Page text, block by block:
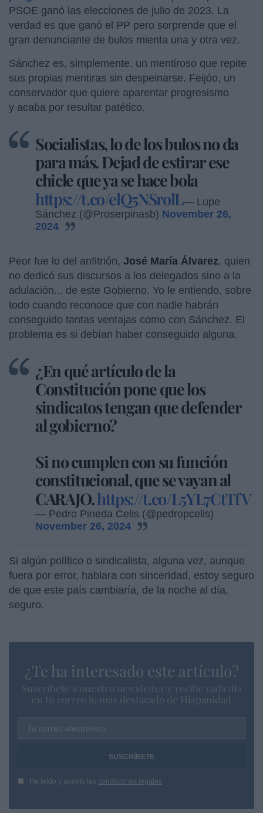
PSOE ganó las elecciones de julio de 2023. La
verdad es que ganó el PP pero sorprende que el
gran denunciante de bulos mienta una y otra vez.
Sánchez es, simplemente, un mentiroso que repite
sus propias mentiras sin despeinarse. Feijóo, un
conservador que quiere aparentar progresismo
y acaba por resultar patético.
Socialistas, lo de los bulos no da
para más. Dejad de estirar ese
chicle que ya se hace bola
https://t.co/elQ5NSrolL— Lupe
Sánchez (@Proserpinasb) November 26,
2024
Peor fue lo del anfitrión, José María Álvarez, quien
no dedicó sus discursos a los delegados sino a la
adulación... de este Gobierno. Yo le entiendo, sobre
todo cuando reconoce que con nadie habrán
conseguido tantas ventajas como con Sánchez. El
problema es si debían haber conseguido alguna.
¿En qué artículo de la
Constitución pone que los
sindicatos tengan que defender
al gobierno?
Si no cumplen con su función
constitucional, que se vayan al
CARAJO.https://t.co/L5YL7CtTfV
— Pedro Pineda Celis (@pedropcelis)
November 26, 2024
Si algún político o sindicalista, alguna vez, aunque
fuera por error, hablara con sinceridad, estoy seguro
de que este país cambiaría, de la noche al día,
seguro.
¿Te ha interesado este artículo?
Suscríbete a nuestro newsletter y recibe cada dia
en tu correo lo más destacado de Hispanidad
Tu correo electrónico...
He leído y acepto las condiciones legales